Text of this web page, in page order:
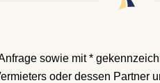
sowie mit *
oder dessen Partner